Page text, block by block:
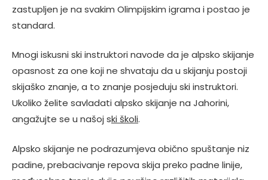
zastupljen je na svakim Olimpijskim igrama i postao je
standard.
Mnogi iskusni ski instruktori navode da je alpsko skijanje
opasnost za one koji ne shvataju da u skijanju postoji
skijaško znanje, a to znanje posjeduju ski instruktori.
Ukoliko želite savladati alpsko skijanje na Jahorini,
angažujte se u našoj ski školi.
Alpsko skijanje ne podrazumjeva obično spuštanje niz
padine, prebacivanje repova skija preko padne linije,